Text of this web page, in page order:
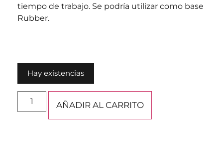
tiempo de trabajo. Se podría utilizar como base
Rubber.
Hay existencias
AÑADIR AL CARRITO